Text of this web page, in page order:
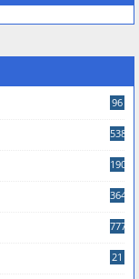
96
538
190
364
777
21